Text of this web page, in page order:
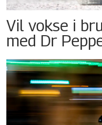
Vil vokse i
med Dr